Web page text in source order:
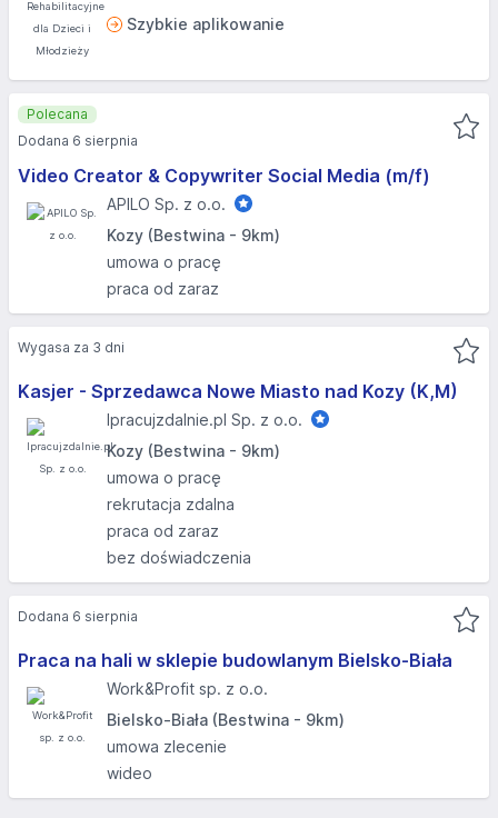
Szybkie aplikowanie
Video Creator & Copywriter Social Media (m/f)
APILO Sp. z o.o.
Kozy (Bestwina - 9km)
umowa o pracę
praca od zaraz
Polecana
Dodana 6 sierpnia
Kasjer - Sprzedawca Nowe Miasto nad Kozy (K,M)
Ipracujzdalnie.pl Sp. z o.o.
Kozy (Bestwina - 9km)
umowa o pracę
rekrutacja zdalna
praca od zaraz
bez doświadczenia
Wygasa za 3 dni
Praca na hali w sklepie budowlanym Bielsko-Biała
Work&Profit sp. z o.o.
Bielsko-Biała (Bestwina - 9km)
umowa zlecenie
wideo
Dodana 6 sierpnia